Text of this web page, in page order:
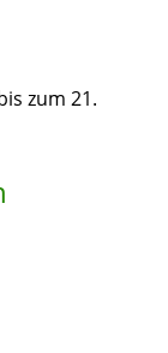
zum 21.